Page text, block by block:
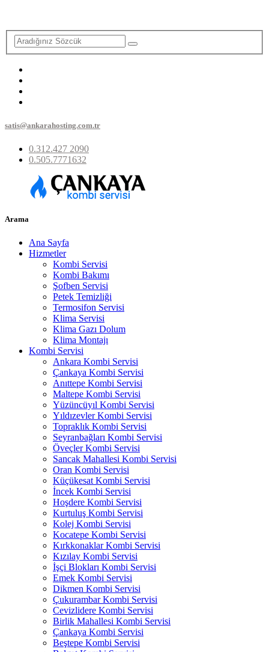
satis@ankarahosting.com.tr
0.312.427 2090
0.505.7771632
Arama
Ana Sayfa
Hizmetler
Kombi Servisi
Kombi Bakımı
Şofben Servisi
Petek Temizliği
Termosifon Servisi
Klima Servisi
Klima Gazı Dolum
Klima Montajı
Kombi Servisi
Ankara Kombi Servisi
Çankaya Kombi Servisi
Anıttepe Kombi Servisi
Maltepe Kombi Servisi
Yüzüncüyıl Kombi Servisi
Yıldızevler Kombi Servisi
Topraklık Kombi Servisi
Seyranbağları Kombi Servisi
Öveçler Kombi Servisi
Sancak Mahallesi Kombi Servisi
Oran Kombi Servisi
Küçükesat Kombi Servisi
İncek Kombi Servisi
Hoşdere Kombi Servisi
Kurtuluş Kombi Servisi
Kolej Kombi Servisi
Kocatepe Kombi Servisi
Kırkkonaklar Kombi Servisi
Kızılay Kombi Servisi
İşçi Blokları Kombi Servisi
Emek Kombi Servisi
Dikmen Kombi Servisi
Çukurambar Kombi Servisi
Cevizlidere Kombi Servisi
Birlik Mahallesi Kombi Servisi
Çankaya Kombi Servisi
Beştepe Kombi Servisi